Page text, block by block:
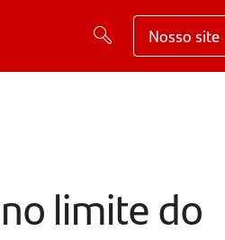
Nosso site
limite do